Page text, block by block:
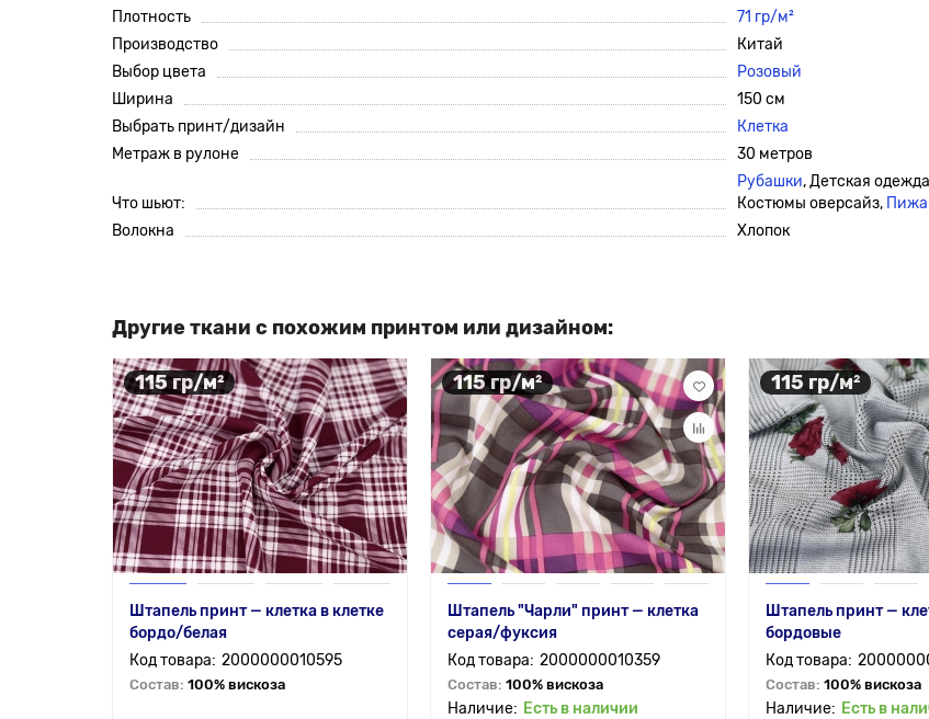
Плотность
71 гр/м²
Производство
Китай
Выбор цвета
Розовый
Ширина
150 см
Выбрать принт/дизайн
Клетка
Метраж в рулоне
30 метров
Что шьют:
Рубашки, Детская
Костюмы оверсайз,
Волокна
Хлопок
Другие ткани с похожим принтом или дизайном:
115 гр/м²
Штапель принт — клетка в клетке
бордо/белая
2000000010595
Состав: 100% вискоза
115 гр/м²
Штапель "Чарли" принт — клетка
серая/фуксия
2000000010359
Состав: 100% вискоза
Есть в наличии
115 гр/м²
Штапель принт —
бордовые
Состав: 100% вискоза
Есть в